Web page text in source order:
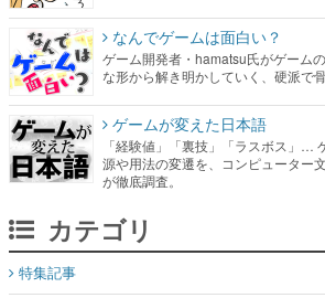
なんでゲームは面白い？
ゲーム開発者・hamatsu氏がゲーム
な形から解き明かしていく、硬派で
ゲームが変えた日本語
「経験値」「裏技」「ラスボス」…
源や用法の変遷を、コンピューター
が徹底調査。
カテゴリ
特集記事